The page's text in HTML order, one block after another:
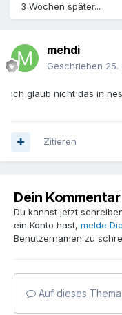
3 Wochen später...
mehdi
Geschrieben 25.
ich glaub nicht das in
Zitieren
Dein Kommentar
Du kannst jetzt
ein Konto hast, melde
Benutzernamen zu
Auf dieses